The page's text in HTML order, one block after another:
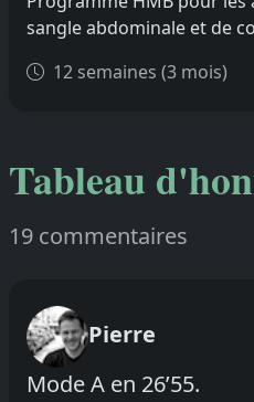
sangle abdominale et de
12 semaines (3 mois)
Tableau
19 commentaires
Pierre
Mode A en 26’55.